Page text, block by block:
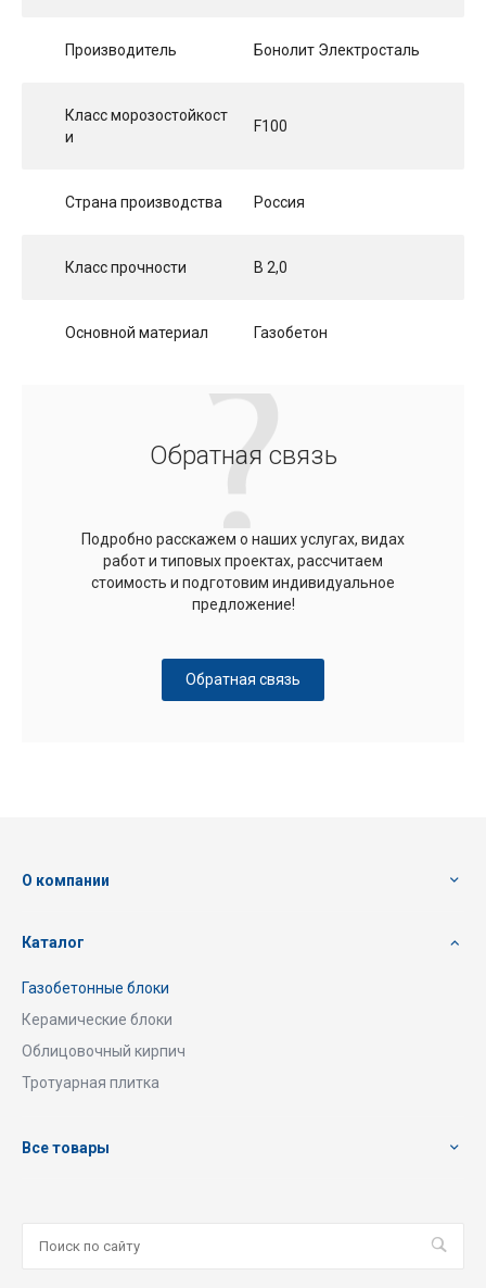
Производитель Бонолит Электросталь
Класс морозостойкост
и
F100
Страна производства Россия
Класс прочности B 2,0
Основной материал Газобетон
Обратная связь
Подробно расскажем о наших услугах, видах
работ и типовых проектах, рассчитаем
стоимость и подготовим индивидуальное
предложение!
Обратная связь
О компании
Каталог
Газобетонные блоки
Керамические блоки
Облицовочный кирпич
Тротуарная плитка
Все товары